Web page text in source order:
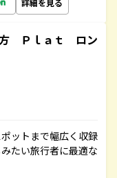
Ｐｌａｔ ロン
ットまで幅広く収録
たい旅行者に最適な